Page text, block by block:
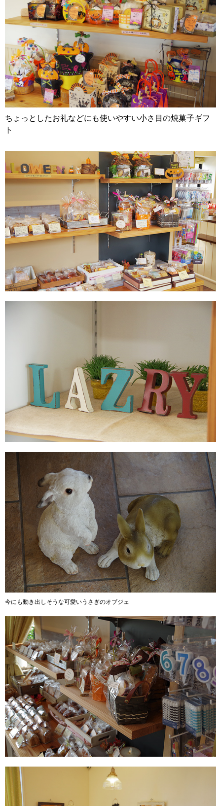
ちょっとしたお礼などにも使いやすい小さ目の焼菓子ギフ
ト
今にも動き出しそうな可愛いうさぎのオブジェ